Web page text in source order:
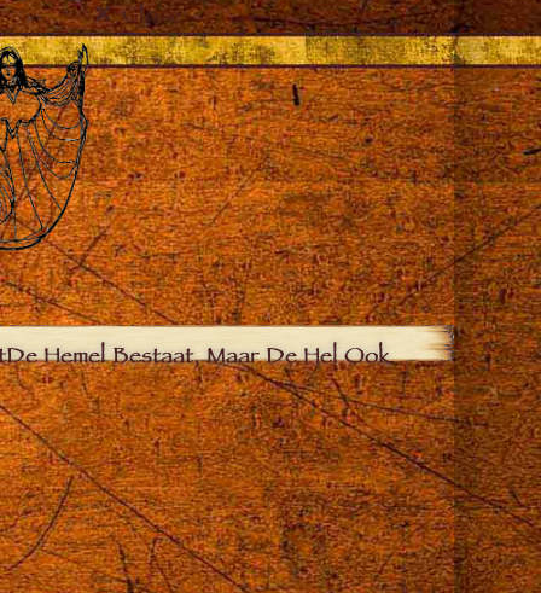
Close
De Hemel Bestaat, Maar De Hel Ook